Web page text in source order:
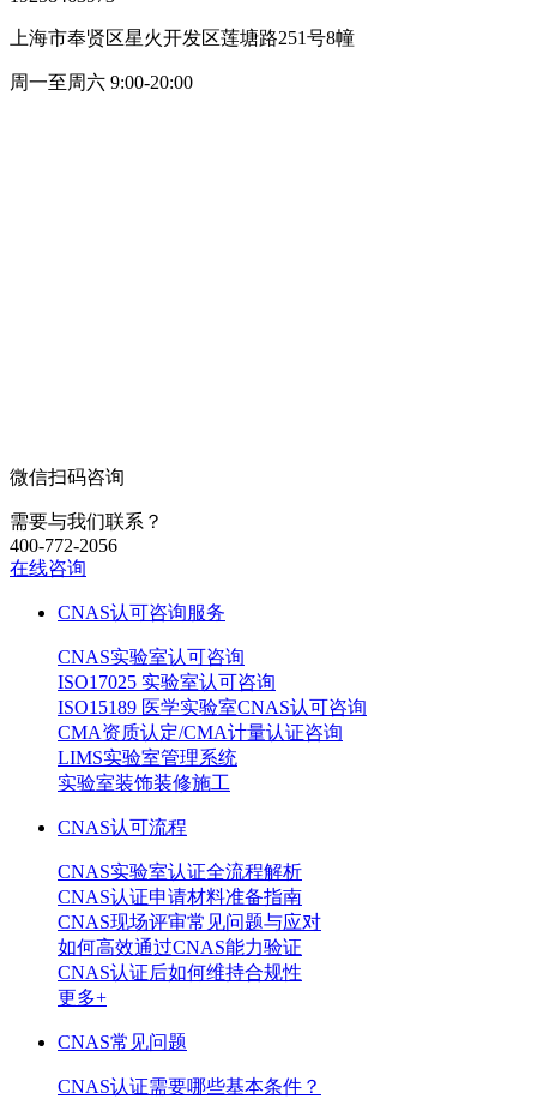
上海市奉贤区星火开发区莲塘路251号8幢
周一至周六 9:00-20:00
微信扫码咨询
需要与我们联系？
400-772-2056
在线咨询
CNAS认可咨询服务
CNAS实验室认可咨询
ISO17025 实验室认可咨询
ISO15189 医学实验室CNAS认可咨询
CMA资质认定/CMA计量认证咨询
LIMS实验室管理系统
实验室装饰装修施工
CNAS认可流程
CNAS实验室认证全流程解析
CNAS认证申请材料准备指南
CNAS现场评审常见问题与应对
如何高效通过CNAS能力验证
CNAS认证后如何维持合规性
更多+
CNAS常见问题
CNAS认证需要哪些基本条件？